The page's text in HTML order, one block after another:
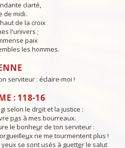
clarté,
de midi.
de la croix
l'univers ;
paix
les hommes.
serviteur : éclaire-moi !
: 118-16
selon le droit et la justice :
pas à mes bourreaux.
le bonheur de ton serviteur :
ux ne me tourmentent plus !
yeux se sont usés à guetter le salut